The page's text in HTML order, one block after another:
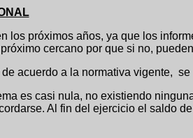
años, ya que los informes
cercano por que si no,
acuerdo a la normativa vigente,
es casi nula, no existiendo
Al fin del ejercicio el saldo